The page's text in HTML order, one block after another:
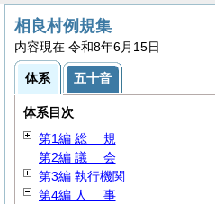
相良村例規集
内容現在 令和8年6月15日
体系 五十音
体系目次
第1編 総 規
第2編 議 会
第3編 執行機関
第4編 人 事